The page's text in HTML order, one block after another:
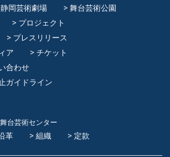
静岡芸術劇場
舞台芸術公園
プロジェクト
プレスリリース
ア
チケット
合わせ
ガイドライン
台芸術センター
革 組織 定款